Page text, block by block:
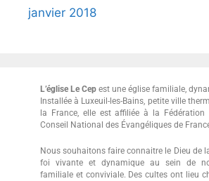
janvier 2018
L’église Le Cep est une église familiale,
Installée à Luxeuil-les-Bains, petite ville
la France, elle est affiliée à la Fédération
Conseil National des Évangéliques de
Nous souhaitons faire connaitre le Dieu de
foi vivante et dynamique au sein de
familiale et conviviale. Des cultes ont lieu